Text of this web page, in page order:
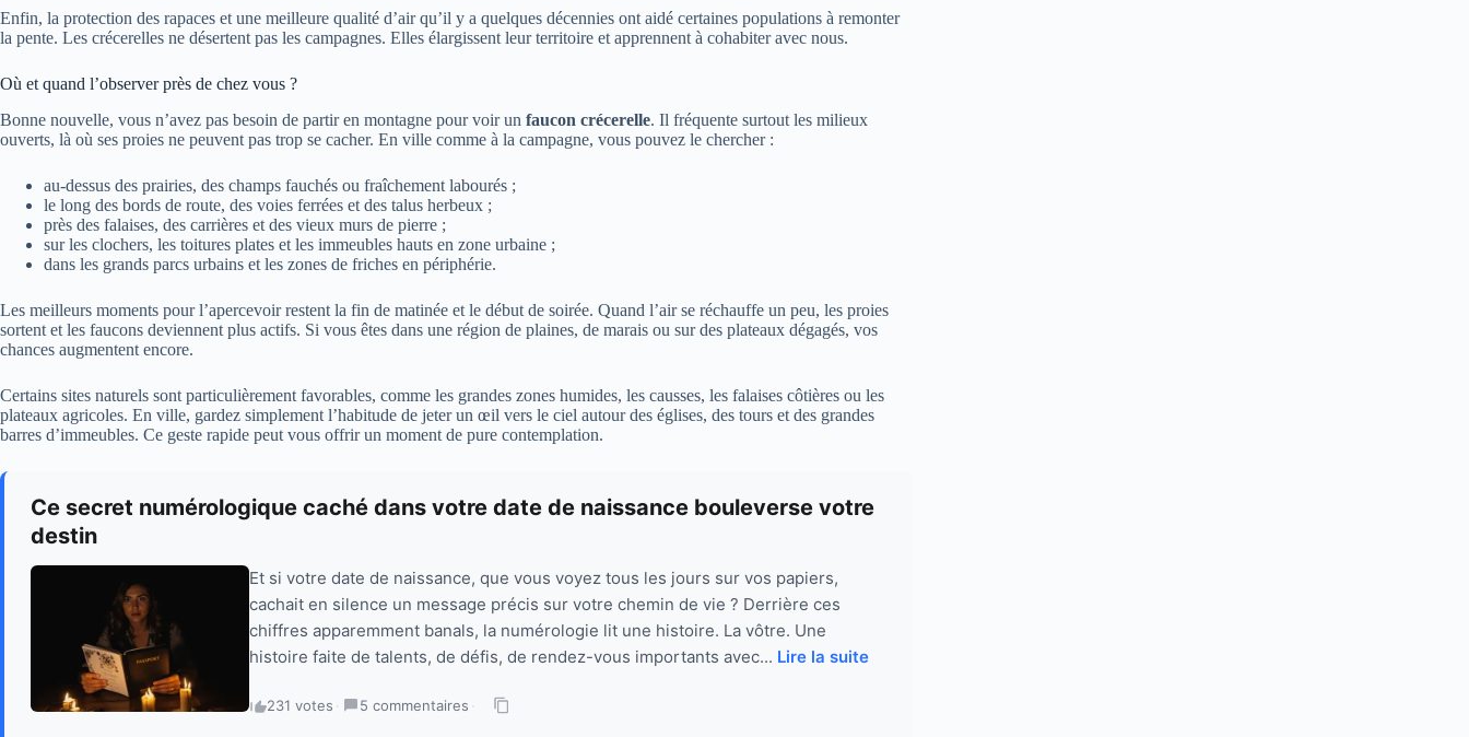
Enfin, la protection des rapaces et une meilleure qualité d’air qu’il y a quelques décennies ont aidé certaines populations à remonter
la pente. Les crécerelles ne désertent pas les campagnes. Elles élargissent leur territoire et apprennent à cohabiter avec nous.
Où et quand l’observer près de chez vous ?
Bonne nouvelle, vous n’avez pas besoin de partir en montagne pour voir un faucon crécerelle. Il fréquente surtout les milieux
ouverts, là où ses proies ne peuvent pas trop se cacher. En ville comme à la campagne, vous pouvez le chercher :
au‑dessus des prairies, des champs fauchés ou fraîchement labourés ;
le long des bords de route, des voies ferrées et des talus herbeux ;
près des falaises, des carrières et des vieux murs de pierre ;
sur les clochers, les toitures plates et les immeubles hauts en zone urbaine ;
dans les grands parcs urbains et les zones de friches en périphérie.
Les meilleurs moments pour l’apercevoir restent la fin de matinée et le début de soirée. Quand l’air se réchauffe un peu, les proies
sortent et les faucons deviennent plus actifs. Si vous êtes dans une région de plaines, de marais ou sur des plateaux dégagés, vos
chances augmentent encore.
Certains sites naturels sont particulièrement favorables, comme les grandes zones humides, les causses, les falaises côtières ou les
plateaux agricoles. En ville, gardez simplement l’habitude de jeter un œil vers le ciel autour des églises, des tours et des grandes
barres d’immeubles. Ce geste rapide peut vous offrir un moment de pure contemplation.
Ce secret numérologique caché dans votre date de naissance bouleverse votre
destin
Et si votre date de naissance, que vous voyez tous les jours sur vos papiers,
cachait en silence un message précis sur votre chemin de vie ? Derrière ces
chiffres apparemment banals, la numérologie lit une histoire. La vôtre. Une
histoire faite de talents, de défis, de rendez-vous importants avec... Lire la suite
231 votes · 5 commentaires ·